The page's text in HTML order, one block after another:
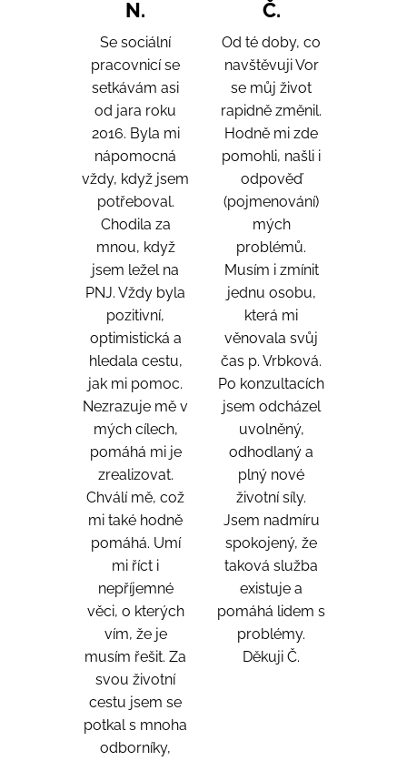
N.
Se sociální
pracovnicí se
setkávám asi
od jara roku
2016. Byla mi
nápomocná
vždy, když jsem
potřeboval.
Chodila za
mnou, když
jsem ležel na
PNJ. Vždy byla
pozitivní,
optimistická a
hledala cestu,
jak mi pomoc.
Nezrazuje mě v
mých cílech,
pomáhá mi je
zrealizovat.
Chválí mě, což
mi také hodně
pomáhá. Umí
mi říct i
nepříjemné
věci, o kterých
vím, že je
musím řešit. Za
svou životní
cestu jsem se
potkal s mnoha
odborníky,
Č.
Od té doby, co
navštěvuji Vor
se můj život
rapidně změnil.
Hodně mi zde
pomohli, našli i
odpověď
(pojmenování)
mých
problémů.
Musím i zmínit
jednu osobu,
která mi
věnovala svůj
čas p. Vrbková.
Po konzultacích
jsem odcházel
uvolněný,
odhodlaný a
plný nové
životní síly.
Jsem nadmíru
spokojený, že
taková služba
existuje a
pomáhá lidem s
problémy.
Děkuji Č.